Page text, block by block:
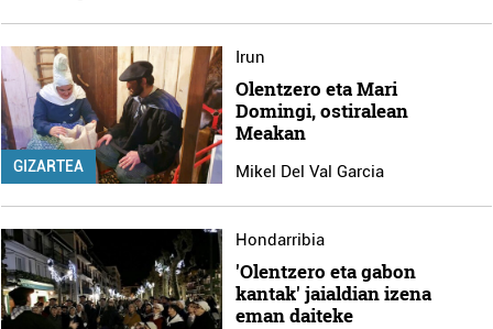
GIZARTEA
Irun
Olentzero eta Mari
Domingi, ostiralean
Meakan
Mikel Del Val Garcia
Hondarribia
'Olentzero eta gabon
kantak' jaialdian izena
eman daiteke